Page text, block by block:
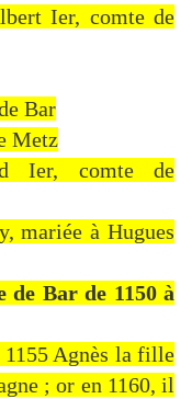
Ier, comte de
Bar
Metz
Ier, comte de
mariée à Hugues
de Bar de 1150 à
Agnès la fille
; or en 1160, il